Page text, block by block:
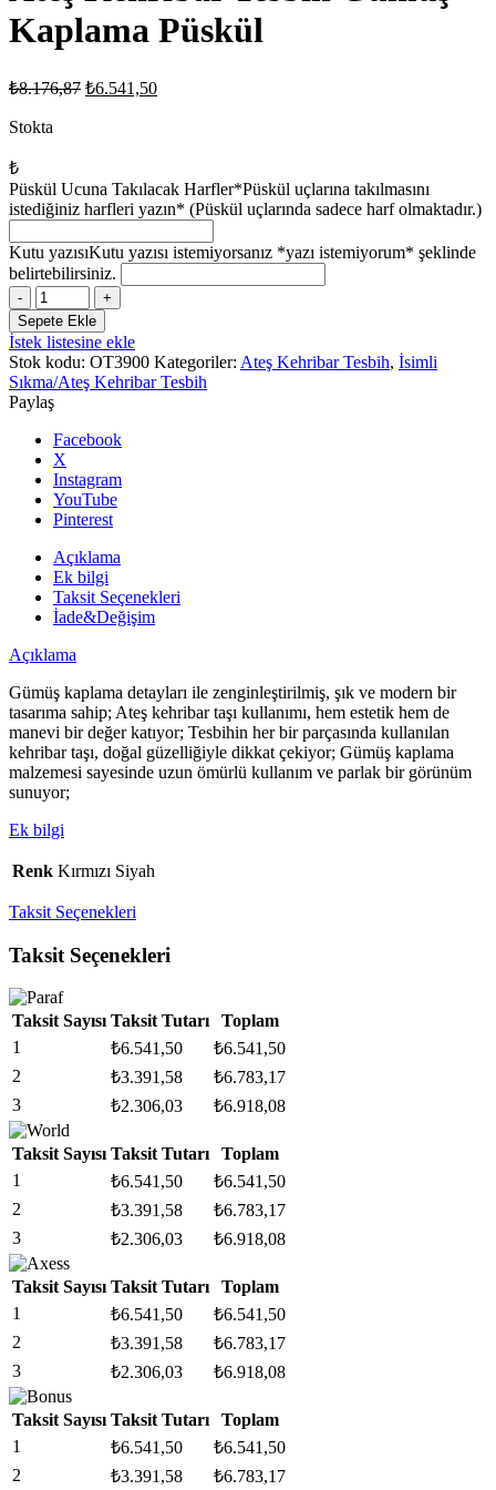
Kaplama Püskül
₺8.176,87 Orijinal
₺6.541,50Şu
Stokta
₺
Püskül Ucuna Takılacak Harfler*Püskül uçlarına takılmasını
istediğiniz harfleri yazın* (Püskül uçlarında sadece harf olmaktadır.)
Kutu yazısıKutu yazısı istemiyorsanız *yazı istemiyorum* şeklinde
belirtebilirsiniz.
Ateş
Kehribar
Tesbih
Gümüş
Kaplama
Püskül
adet
Sepete Ekle
İstek listesine ekle
Stok kodu: OT3900 Kategoriler: Ateş Kehribar Tesbih, İsimli
Sıkma/Ateş Kehribar Tesbih
Paylaş
Facebook
X
Instagram
YouTube
Pinterest
Açıklama
Ek bilgi
Taksit Seçenekleri
İade&Değişim
Açıklama
Gümüş kaplama detayları ile zenginleştirilmiş, şık ve modern bir
tasarıma sahip; Ateş kehribar taşı kullanımı, hem estetik hem de
manevi bir değer katıyor; Tesbihin her bir parçasında kullanılan
kehribar taşı, doğal güzelliğiyle dikkat çekiyor; Gümüş kaplama
malzemesi sayesinde uzun ömürlü kullanım ve parlak bir görünüm
sunuyor;
Ek bilgi
Renk Kırmızı Siyah
Taksit Seçenekleri
Taksit Seçenekleri
Taksit Sayısı Taksit Tutarı
Toplam
1
₺6.541,50 ₺6.541,50
2
₺3.391,58 ₺6.783,17
3
₺2.306,03 ₺6.918,08
Taksit Sayısı Taksit Tutarı
Toplam
1
₺6.541,50 ₺6.541,50
2
₺3.391,58 ₺6.783,17
3
₺2.306,03 ₺6.918,08
Taksit Sayısı Taksit Tutarı
Toplam
1
₺6.541,50 ₺6.541,50
2
₺3.391,58 ₺6.783,17
3
₺2.306,03 ₺6.918,08
Taksit Sayısı Taksit Tutarı
Toplam
1
₺6.541,50 ₺6.541,50
2
₺3.391,58 ₺6.783,17